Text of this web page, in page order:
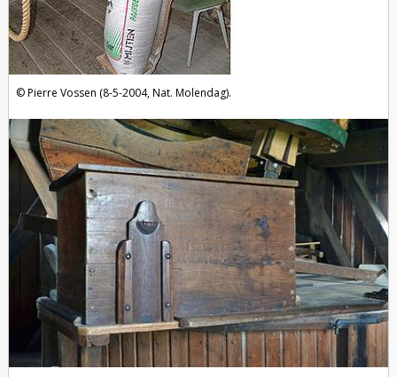
Pierre Vossen (8-5-2004, Nat. Molendag).